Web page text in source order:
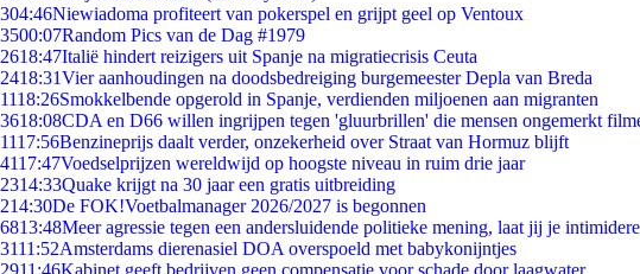
304:46Niewiadoma profiteert van pokerspel en grijpt geel op Ventoux
3500:07Random Pics van de Dag #1979
2618:47Italië hindert reizigers uit Spanje na migratiecrisis Ceuta
2418:31Vier aanhoudingen na doodsbedreiging burgemeester Depla van Breda
1118:26Smokkelbende opgerold in Spanje, verdienden miljoenen aan migranten
3618:08CDA en D66 willen ingrijpen tegen 'gluurbrillen' die mensen ongemerkt
1117:56Benzineprijs daalt verder, onzekerheid over Straat van Hormuz blijft
4117:47Voedselprijzen wereldwijd op hoogste niveau in ruim drie jaar
2314:33Quake krijgt na 30 jaar een gratis uitbreiding
214:30De FOK!Voetbalmanager 2026/2027 is begonnen
6813:48Meer agressie tegen een andersluidende politieke mening, laat jij je
3111:52Amsterdams dierenasiel DOA overspoeld met babykonijntjes
2911:46Kabinet geeft bedrijven geen compensatie voor schade door laagwater